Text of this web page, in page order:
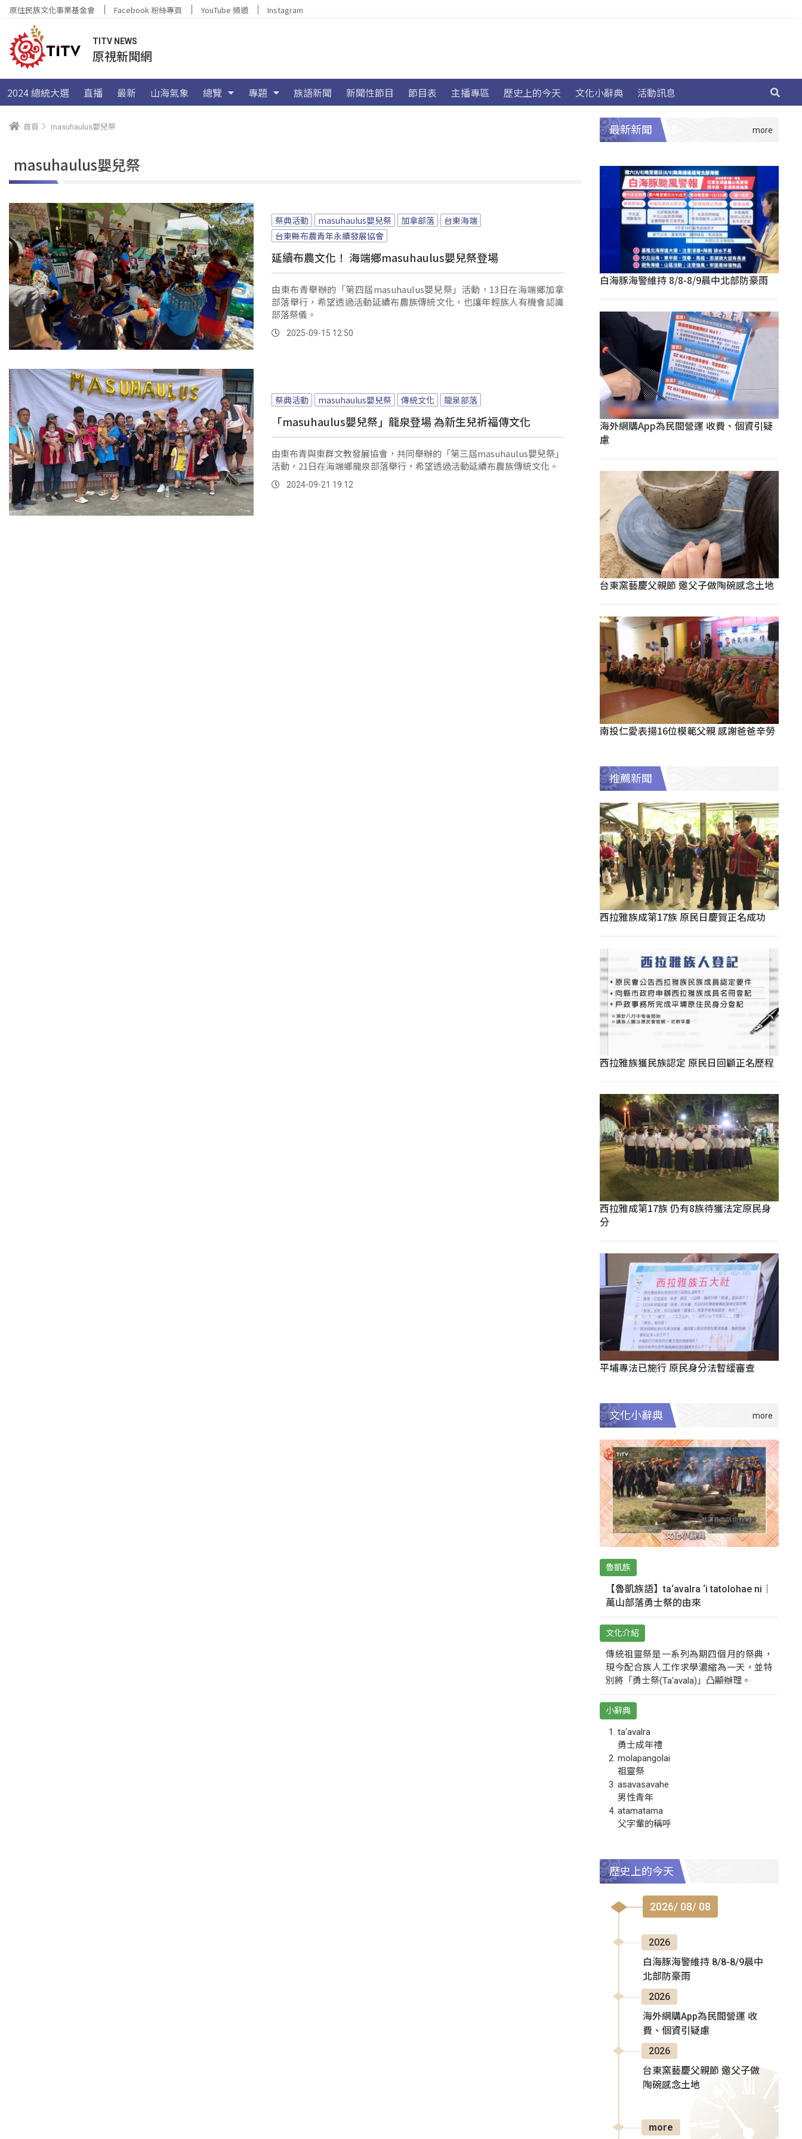
原住民族文化事業基金會 Facebook 粉絲專頁 YouTube 頻道 Instagram
TITV NEWS
原視新聞網
2024 總統大選 直播 最新 山海氣象 總覽 專題 族語新聞 新聞性節目 節目表 主播專區 歷史上的今天 文化小辭典 活動訊息
首頁 masuhaulus嬰兒祭
masuhaulus嬰兒祭
祭典活動 masuhaulus嬰兒祭 加拿部落
台東海端
台東縣布農青年永續發展協會
延續布農文化！ 海端鄉masuhaulus嬰兒祭登場
由東布青舉辦的「第四屆masuhaulus嬰兒祭」活動，13日在海端鄉加拿
部落舉行，希望透過活動延續布農族傳統文化，也讓年輕族人有機會認識
部落祭儀。
2025-09-15 12:50
祭典活動 masuhaulus嬰兒祭 傳統文化 龍泉部落
「masuhaulus嬰兒祭」龍泉登場 為新生兒祈福傳文化
由東布青與東群文教發展協會，共同舉辦的「第三屆masuhaulus嬰兒祭」
活動，21日在海端鄉龍泉部落舉行，希望透過活動延續布農族傳統文化。
2024-09-21 19:12
最新新聞
白海豚海警維持 8/8-8/9晨中北部防豪雨
海外網購App為民間營運 收費、個資引疑
慮
台東窯藝慶父親節 邀父子做陶碗感念土地
南投仁愛表揚16位模範父親 感謝爸爸辛勞
推薦新聞
西拉雅族成第17族 原民日慶賀正名成功
西拉雅族獲民族認定 原民日回顧正名歷程
西拉雅成第17族 仍有8族待獲法定原民身
分
平埔專法已施行 原民身分法暫緩審查
文化小辭典
魯凱族
【魯凱族語】ta‘avalra ‘i tatolohae ni｜
萬山部落勇士祭的由來
文化介紹
傳統祖靈祭是一系列為期四個月的祭典，
現今配合族人工作求學濃縮為一天，並特
別將「勇士祭(Ta‘avala)」凸顯辦理。
小辭典
ta‘avalra
勇士成年禮
molapangolai
祖靈祭
asavasavahe
男性青年
atamatama
父字輩的稱呼
歷史上的今天
2026/ 08/ 08
2026
白海豚海警維持 8/8-8/9晨中
北部防豪雨
2026
海外網購App為民間營運 收
費、個資引疑慮
2026
台東窯藝慶父親節 邀父子做
陶碗感念土地
more